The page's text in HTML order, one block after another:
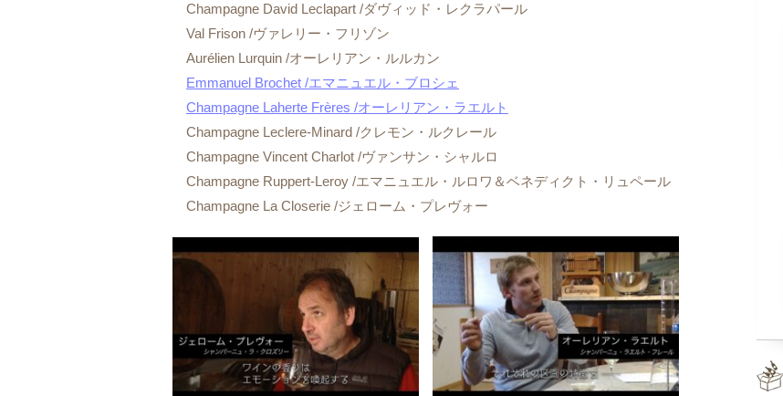
Champagne David Leclapart /ダヴィッド・レクラパール
Val Frison /ヴァレリー・フリゾン
Aurélien Lurquin /オーレリアン・ルルカン
Emmanuel Brochet /エマニュエル・ブロシェ
Champagne Laherte Frères /オーレリアン・ラエルト
Champagne Leclere-Minard /クレモン・ルクレール
Champagne Vincent Charlot /ヴァンサン・シャルロ
Champagne Ruppert-Leroy /エマニュエル・ルロワ＆ベネディクト・リュペール
Champagne La Closerie /ジェローム・プレヴォー